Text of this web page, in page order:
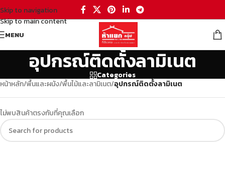
Skip to navigation
Skip to main content
MENU
อุปกรณ์ติดตั้งลามิเนต
Categories
หน้าหลัก/พื้นและผนัง/พื้นไม้และลามิเนต/อุปกรณ์ติดตั้งลามิเนต
ไม่พบสินค้าตรงกับที่คุณเลือก